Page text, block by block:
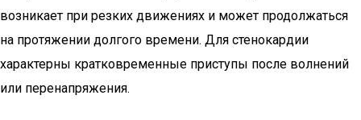
возникает при резких движениях и может продолжаться
на протяжении долгого времени. Для стенокардии
характерны кратковременные приступы после волнений
или перенапряжения.